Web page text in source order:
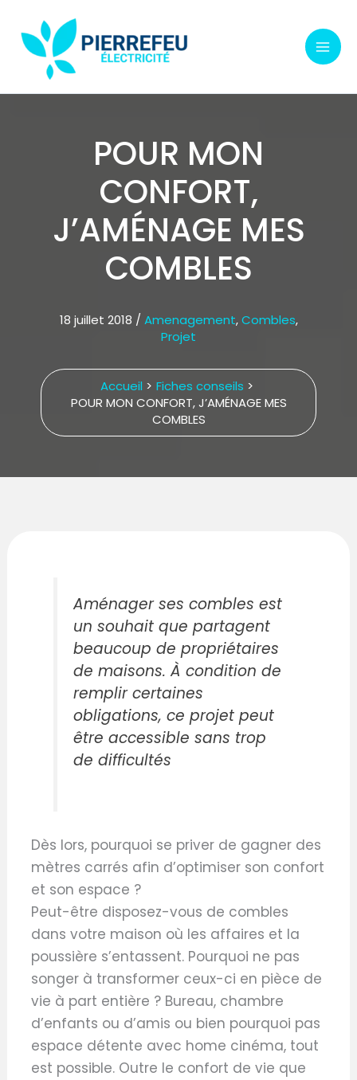
contenu
POUR MON
CONFORT,
J’AMÉNAGE MES
COMBLES
18 juillet 2018 / Amenagement,Combles,
Projet
Accueil
Fiches conseils
POUR MON CONFORT, J’AMÉNAGE MES
COMBLES
Aménager ses combles est
un souhait que partagent
beaucoup de propriétaires
de maisons. À condition de
remplir certaines
obligations, ce projet peut
être accessible sans trop
de difficultés
Dès lors, pourquoi se priver de gagner des
mètres carrés afin d’optimiser son confort
et son espace ?
Peut-être disposez-vous de combles
dans votre maison où les affaires et la
poussière s’entassent. Pourquoi ne pas
songer à transformer ceux-ci en pièce de
vie à part entière ? Bureau, chambre
d’enfants ou d’amis ou bien pourquoi pas
espace détente avec home cinéma, tout
est possible. Outre le confort de vie que